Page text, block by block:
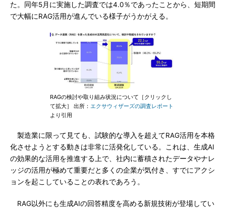
た。同年5月に実施した調査では4.0％であったことから、短期間
で大幅にRAG活用が進んでいる様子がうかがえる。
RAGの検討や取り組み状況について［クリックし
て拡大］ 出所： エクサウィザーズの調査レポート
より引用
製造業に限って見ても、試験的な導入を超えてRAG活用を本格
化させようとする動きは非常に活発化している。これは、生成AI
の効果的な活用を推進する上で、社内に蓄積されたデータやナレ
ッジの活用が極めて重要だと多くの企業が気付き、すでにアクシ
ョンを起こしていることの表れであろう。
RAG以外にも生成AIの回答精度を高める新規技術が登場してい